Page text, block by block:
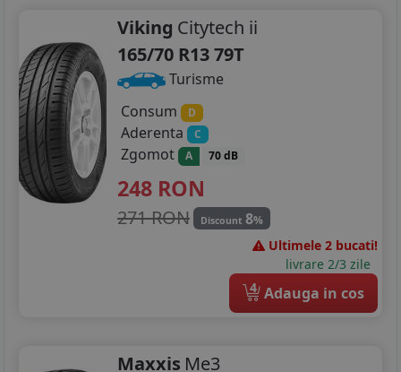
Viking Citytech ii
165/70 R13 79T
Turisme
Consum
D
Aderenta C
Zgomot A 70 dB
248 RON
271 RON Discount 8%
Ultimele 2 bucati!
livrare 2/3 zile
4 Adauga in cos
Maxxis Me3